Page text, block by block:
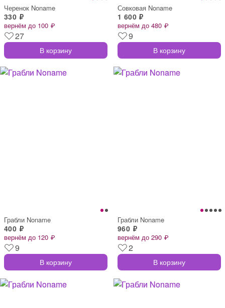
Черенок Noname
330 ₽
вернём до 100 ₽
27
В корзину
Совковая Noname
1 600 ₽
вернём до 480 ₽
9
В корзину
Грабли Noname
400 ₽
вернём до 120 ₽
9
В корзину
Грабли Noname
960 ₽
вернём до 290 ₽
2
В корзину